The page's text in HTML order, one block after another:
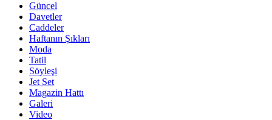
Güncel
Davetler
Caddeler
Haftanın Şıkları
Moda
Tatil
Söyleşi
Jet Set
Magazin Hattı
Galeri
Video